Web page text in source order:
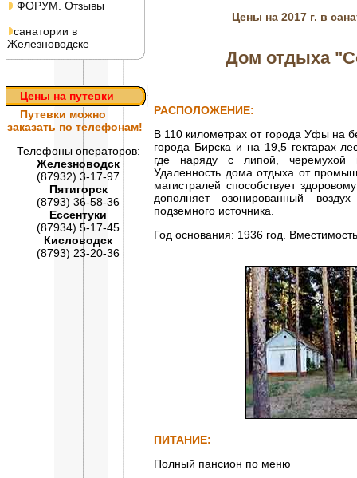
ФОРУМ. Отзывы
санатории в
Железноводске
Цены на путевки
Путевки можно
заказать по телефонам!
Телефоны операторов:
Железноводск
(87932) 3-17-97
Пятигорск
(8793) 36-58-36
Ессентуки
(87934) 5-17-45
Кисловодск
(8793) 23-20-36
Цены на 2017 г. в
Дом отдыха
РАСПОЛОЖЕНИЕ:
В 110 километрах от города Уфы на
города Бирска и на 19,5 гектарах
где наряду с липой, черемухой
Удаленность дома отдыха от
магистралей способствует
дополняет озонированный
подземного источника.
Год основания: 1936 год.
ПИТАНИЕ:
Полный пансион по меню